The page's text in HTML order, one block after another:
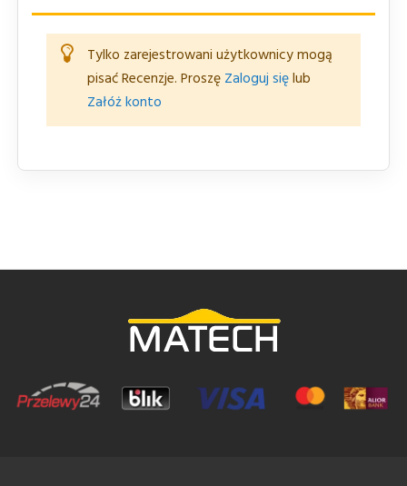
Tylko zarejestrowani użytkownicy mogą
pisać Recenzje. Proszę Zaloguj sięlub
Załóż konto